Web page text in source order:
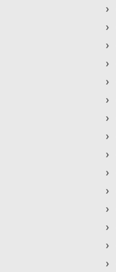
›
›
›
›
›
›
›
›
›
›
›
›
›
›
›